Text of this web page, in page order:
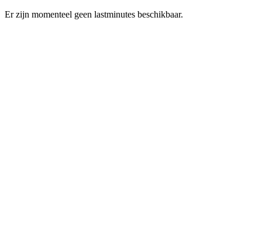
Er zijn momenteel geen lastminutes beschikbaar.